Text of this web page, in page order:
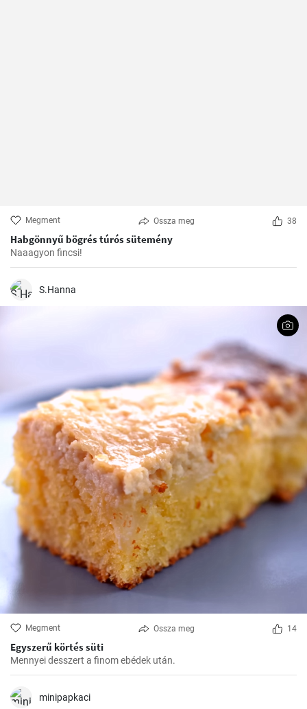
Megment Ossza meg 38
Habgönnyű bögrés túrós sütemény
Naaagyon fincsi!
S.Hanna
Megment Ossza meg 14
Egyszerű körtés süti
Mennyei desszert a finom ebédek után.
minipapkaci